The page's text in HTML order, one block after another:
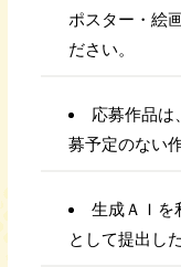
ポスター・絵
ださい。
応募作品は
募予定のない
生成ＡＩを
として提出し